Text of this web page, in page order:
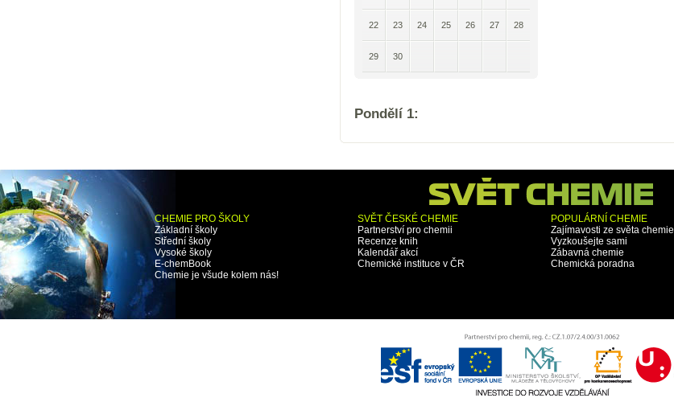
22 23 24 25 26 27 28
29 30
Pondělí 1:
CHEMIE PRO ŠKOLY
Základní školy
Střední školy
Vysoké školy
E-chemBook
Chemie je všude kolem nás!
SVĚT ČESKÉ CHEMIE
Partnerství pro chemii
Recenze knih
Kalendář akcí
Chemické instituce v ČR
POPULÁRNÍ CHEMIE
Zajímavosti ze světa chemie
Vyzkoušejte sami
Zábavná chemie
Chemická poradna